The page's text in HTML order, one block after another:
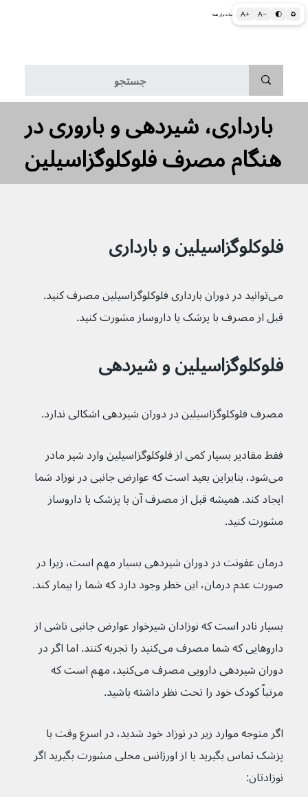
A+ A− 🌓 ♻ اطلاعات پزشکی و بهداشتی به زبان ساده برای همه
بارداری، شیردهی و باروری در
هنگام مصرف فلوکلوگزاسیلین
فلوکلوگزاسیلین و بارداری
می‌توانید در دوران بارداری فلوکلوگزاسیلین مصرف کنید.
قبل از مصرف با پزشک یا داروساز مشورت کنید.
فلوکلوگزاسیلین و شیردهی
مصرف فلوکلوگزاسیلین در دوران شیردهی اشکالی ندارد.
فقط مقادیر بسیار کمی از فلوکلوگزاسیلین وارد شیر مادر
می‌شود، بنابراین بعید است که عوارض جانبی در نوزاد شما
ایجاد کند. همیشه قبل از مصرف آن با پزشک یا داروساز
مشورت کنید.
درمان عفونت در دوران شیردهی بسیار مهم است، زیرا در
صورت عدم درمان، این خطر وجود دارد که شما را بیمار کند.
بسیار نادر است که نوزادان شیرخوار عوارض جانبی ناشی از
داروهایی که شما مصرف می‌کنید را تجربه کنند. اما اگر در
دوران شیردهی دارویی مصرف می‌کنید، مهم است که
مرتباً کودک خود را تحت نظر داشته باشید.
اگر متوجه موارد زیر در نوزاد خود شدید، در اسرع وقت با
پزشک تماس بگیرید یا از اورژانس محلی مشورت بگیرید اگر
نوزادتان: